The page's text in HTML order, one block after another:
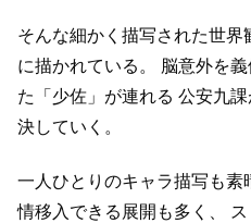
そんな細かく描写された世
に描かれている。
脳意外を
た「少佐」が連れる 公安九
決していく。
一人ひとりのキャラ描写も
情移入できる展開も多く、